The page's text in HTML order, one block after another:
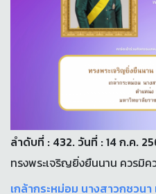
ลำดับที่ : 432. วันที่ : 14 ก.ค.
ทรงพระเจริญยิ่งยืนนาน ควรมิค
เกล้ากระหม่อม นางสาวกชวน